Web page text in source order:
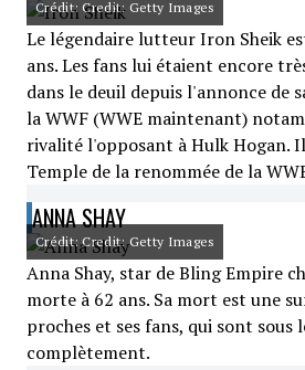
Crédit: Credit: Getty Images
Le légendaire lutteur Iron Sheik
ans. Les fans lui étaient encore
dans le deuil depuis l'annonce de
la WWF (WWE maintenant)
rivalité l'opposant à Hulk Hogan.
Temple de la renommée de la
ANNA SHAY
Crédit: Credit: Getty Images
Anna Shay, star de Bling Empire
morte à 62 ans. Sa mort est une
proches et ses fans, qui sont sous
complètement.